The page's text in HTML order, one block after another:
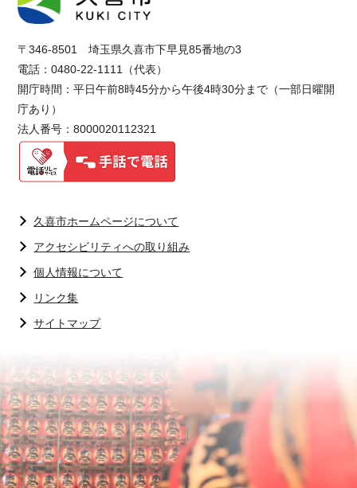
〒346-8501 埼玉県久喜市下早見85番地の3
電話：0480-22-1111（代表）
開庁時間：平日午前8時45分から午後4時30分まで（一部日曜開
庁あり）
法人番号：8000020112321
久喜市ホームページについて
アクセシビリティへの取り組み
個人情報について
リンク集
サイトマップ